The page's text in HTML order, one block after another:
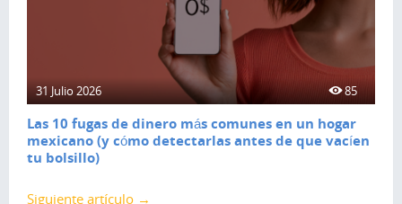
31 Julio 2026 85
Las 10 fugas de dinero más comunes en un hogar
mexicano (y cómo detectarlas antes de que vacíen
tu bolsillo)
Siguiente artículo →